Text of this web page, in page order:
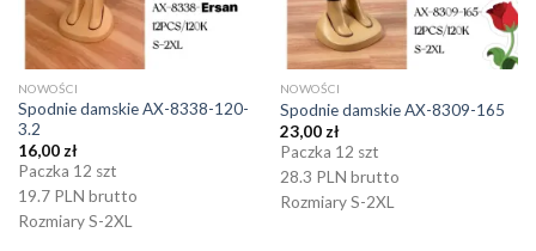
NOWOŚCI
Spodnie damskie AX-8338-120-
3.2
16,00zł
Paczka 12 szt
19.7 PLN brutto
Rozmiary S-2XL
NOWOŚCI
Spodnie damskie AX-8309-165
23,00 zł
Paczka 12 szt
28.3 PLN brutto
Rozmiary S-2XL